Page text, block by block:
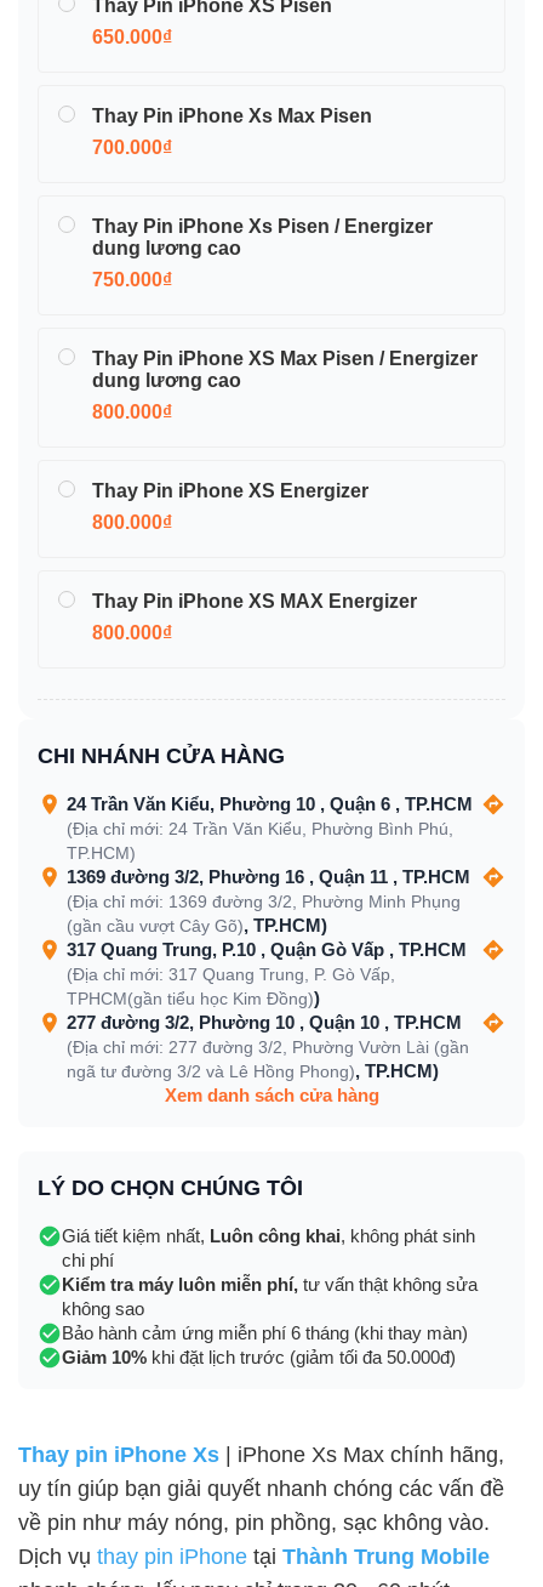
Thay Pin iPhone XS Pisen
650.000₫
Thay Pin iPhone Xs Max Pisen
700.000₫
Thay Pin iPhone Xs Pisen / Energizer
dung lương cao
750.000₫
Thay Pin iPhone XS Max Pisen / Energizer
dung lương cao
800.000₫
Thay Pin iPhone XS Energizer
800.000₫
Thay Pin iPhone XS MAX Energizer
800.000₫
CHI NHÁNH CỬA HÀNG
24 Trần Văn Kiểu, Phường 10 , Quận 6 , TP.HCM
(Địa chỉ mới: 24 Trần Văn Kiểu, Phường Bình Phú,
TP.HCM)
1369 đường 3/2, Phường 16 , Quận 11 , TP.HCM
(Địa chỉ mới: 1369 đường 3/2, Phường Minh Phụng
(gần cầu vượt Cây Gõ), TP.HCM)
317 Quang Trung, P.10 , Quận Gò Vấp , TP.HCM
(Địa chỉ mới: 317 Quang Trung, P. Gò Vấp,
TPHCM(gần tiểu học Kim Đồng))
277 đường 3/2, Phường 10 , Quận 10 , TP.HCM
(Địa chỉ mới: 277 đường 3/2, Phường Vườn Lài (gần
ngã tư đường 3/2 và Lê Hồng Phong), TP.HCM)
Xem danh sách cửa hàng
LÝ DO CHỌN CHÚNG TÔI
Giá tiết kiệm nhất, Luôn công khai, không phát sinh
chi phí
Kiểm tra máy luôn miễn phí, tư vấn thật không sửa
không sao
Bảo hành cảm ứng miễn phí 6 tháng (khi thay màn)
Giảm 10% khi đặt lịch trước (giảm tối đa 50.000đ)
Thay pin iPhone Xs | iPhone Xs Max chính hãng,
uy tín giúp bạn giải quyết nhanh chóng các vấn đề
về pin như máy nóng, pin phồng, sạc không vào.
Dịch vụ thay pin iPhone tại Thành Trung Mobile